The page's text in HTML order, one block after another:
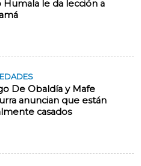
Humala le da lección a
De Obaldía y Mafe
anuncian que están
casados